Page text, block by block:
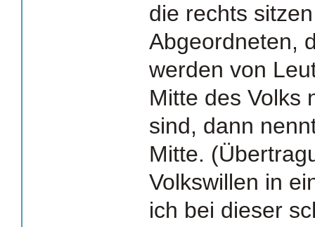
die rechts
Abgeordneten,
werden von
Mitte des Volks
sind, dann
Mitte.
Volkswillen in
ich bei dieser